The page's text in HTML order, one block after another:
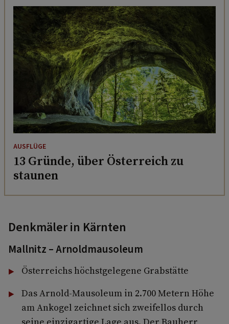
AUSFLÜGE
13 Gründe, über Österreich zu
staunen
Denkmäler in Kärnten
Mallnitz – Arnoldmausoleum
Österreichs höchstgelegene Grabstätte
Das Arnold-Mausoleum in 2.700 Metern Höhe
am Ankogel zeichnet sich zweifellos durch